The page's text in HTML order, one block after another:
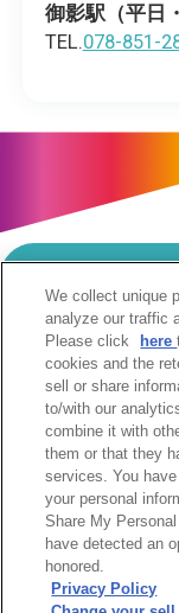
御影駅（平日
TEL.078-851-
当サイトのご利用
個人情報の取扱い
ソーシャルメディ
ウェブアクセシビ
サイトマップ
お
We collect unique
analyze our traffic
Please click
here
cookies and the
sell or share
to/with our
combine it with
them or that they
services. You
your personal
Share My
have detected an
honored.
Privacy Policy